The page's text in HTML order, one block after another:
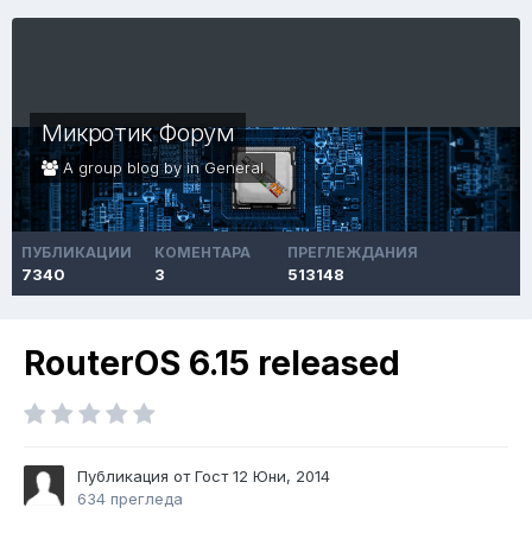
Микротик Форум
A group blog by inGeneral
ПУБЛИКАЦИИ
7340
КОМЕНТАРА
3
ПРЕГЛЕЖДАНИЯ
513148
RouterOS 6.15 released
Публикация от Гост12 Юни, 2014
634 прегледа